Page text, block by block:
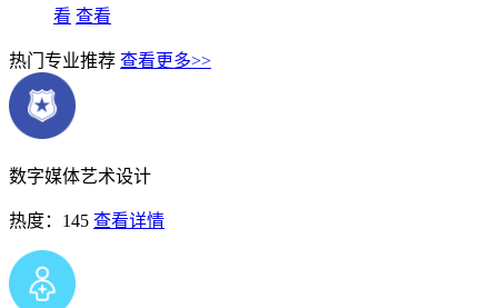
看 查看
热门专业推荐 查看更多>>
数字媒体艺术设计
热度：145 查看详情